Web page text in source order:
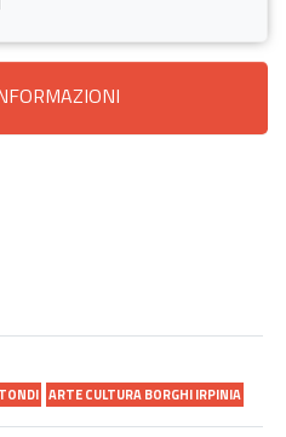
ARTE CULTURA BORGHI IRPINIA